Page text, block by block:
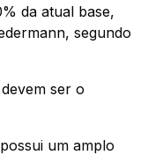
da atual base,
segundo
ser o
um amplo